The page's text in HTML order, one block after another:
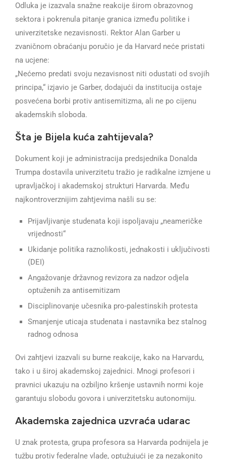
Odluka je izazvala snažne reakcije širom obrazovnog
sektora i pokrenula pitanje granica između politike i
univerzitetske nezavisnosti. Rektor Alan Garber u
zvaničnom obraćanju poručio je da Harvard neće pristati
na ucjene:
„Nećemo predati svoju nezavisnost niti odustati od svojih
principa,“ izjavio je Garber, dodajući da institucija ostaje
posvećena borbi protiv antisemitizma, ali ne po cijenu
akademskih sloboda.
Šta je Bijela kuća zahtijevala?
Dokument koji je administracija predsjednika Donalda
Trumpa dostavila univerzitetu tražio je radikalne izmjene u
upravljačkoj i akademskoj strukturi Harvarda. Među
najkontroverznijim zahtjevima našli su se:
Prijavljivanje studenata koji ispoljavaju „neameričke
vrijednosti“
Ukidanje politika raznolikosti, jednakosti i uključivosti
(DEI)
Angažovanje državnog revizora za nadzor odjela
optuženih za antisemitizam
Disciplinovanje učesnika pro-palestinskih protesta
Smanjenje uticaja studenata i nastavnika bez stalnog
radnog odnosa
Ovi zahtjevi izazvali su burne reakcije, kako na Harvardu,
tako i u široj akademskoj zajednici. Mnogi profesori i
pravnici ukazuju na ozbiljno kršenje ustavnih normi koje
garantuju slobodu govora i univerzitetsku autonomiju.
Akademska zajednica uzvraća udarac
U znak protesta, grupa profesora sa Harvarda podnijela je
tužbu protiv federalne vlade, optužujući je za nezakonito